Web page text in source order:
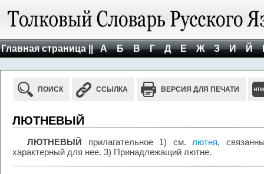
Главная страница || А Б В Г Д Е Ж З И Й
ПОИСК ССЫЛКА ВЕРСИЯ ДЛЯ ПЕЧАТИ
ЛЮТНЕВЫЙ
ЛЮТНЕВЫЙ прилагательное 1) см. лютня,
характерный для нее. 3) Принадлежащий лютне.